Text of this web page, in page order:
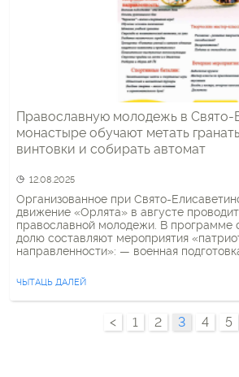
Православную молодежь в Свято-
монастыре обучают метать
винтовки и собирать автомат
12.08.2025
Организованное при Свято-
движение «Орлята» в августе
православной молодежи. В программе
долю составляют мероприятия
направленности»: — военная
основам выживания;— метание учебной
стрельба из пневматической винтовки,
и сборка АК-74 и др. Из всей
(около)церковному мероприятию […]
ЧЫТАЦЬ ДАЛЕЙ
< 1 2 3 4 5